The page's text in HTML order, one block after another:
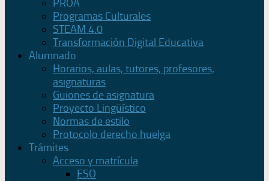
PROA
Programas Culturales
STEAM 4.0
Transformación Digital Educativa
Alumnado
Horarios, aulas, tutores, profesores,
asignaturas
Guiones de asignatura
Proyecto Lingüístico
Normas de estilo
Protocolo derecho huelga
Trámites
Acceso y matrícula
ESO